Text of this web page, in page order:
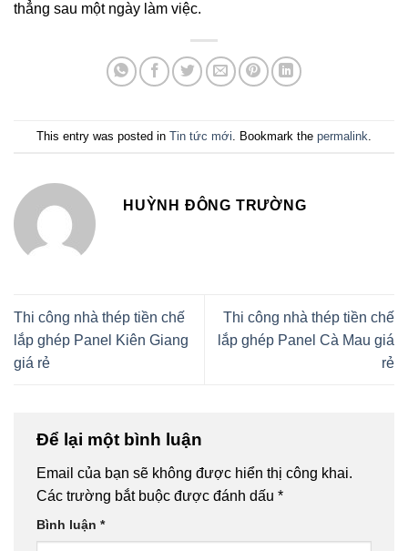
thẳng sau một ngày làm việc.
This entry was posted in Tin tức mới . Bookmark the permalink
HUỲNH ĐÔNG TRƯỜNG
Thi công nhà thép tiền chế
lắp ghép Panel Kiên Giang
giá rẻ
Thi công nhà thép tiền chế
lắp ghép Panel Cà Mau giá
rẻ
Để lại một bình luận
Email của bạn sẽ không được hiển thị công khai.
Các trường bắt buộc được đánh dấu *
Bình luận *